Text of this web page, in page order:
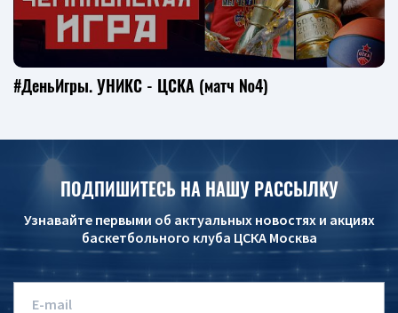
#ДеньИгры. УНИКС - ЦСКА (матч №4)
ПОДПИШИТЕСЬ НА НАШУ РАССЫЛКУ
Узнавайте первыми об актуальных новостях и акциях
баскетбольного клуба ЦСКА Москва